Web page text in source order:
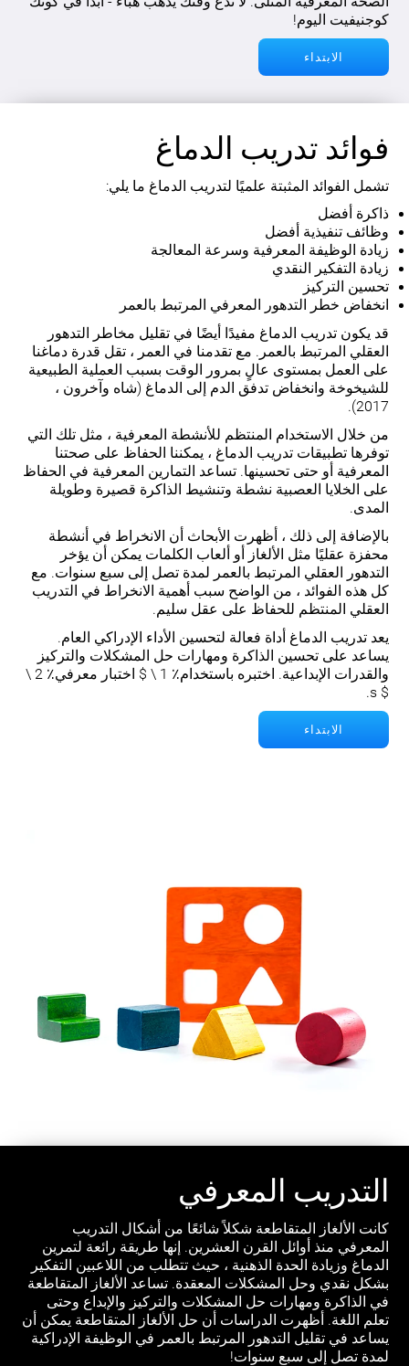
كوجنيفيت اليوم!
الابتداء
فوائد تدريب الدماغ
تشمل الفوائد المثبتة علميًا لتدريب الدماغ ما يلي:
ذاكرة أفضل
وظائف تنفيذية أفضل
زيادة الوظيفة المعرفية وسرعة المعالجة
زيادة التفكير النقدي
تحسين التركيز
انخفاض خطر التدهور المعرفي المرتبط بالعمر
قد يكون تدريب الدماغ مفيدًا أيضًا في تقليل مخاطر التدهور
العقلي المرتبط بالعمر. مع تقدمنا في العمر ، تقل قدرة دماغنا
على العمل بمستوى عالٍ بمرور الوقت بسبب العملية الطبيعية
للشيخوخة وانخفاض تدفق الدم إلى الدماغ (شاه وآخرون ،
2017).
من خلال الاستخدام المنتظم للأنشطة المعرفية ، مثل تلك التي
توفرها تطبيقات تدريب الدماغ ، يمكننا الحفاظ على صحتنا
المعرفية أو حتى تحسينها. تساعد التمارين المعرفية في الحفاظ
على الخلايا العصبية نشطة وتنشيط الذاكرة قصيرة وطويلة
المدى.
بالإضافة إلى ذلك ، أظهرت الأبحاث أن الانخراط في أنشطة
محفزة عقليًا مثل الألغاز أو ألعاب الكلمات يمكن أن يؤخر
التدهور العقلي المرتبط بالعمر لمدة تصل إلى سبع سنوات. مع
كل هذه الفوائد ، من الواضح سبب أهمية الانخراط في التدريب
العقلي المنتظم للحفاظ على عقل سليم.
يعد تدريب الدماغ أداة فعالة لتحسين الأداء الإدراكي العام.
يساعد على تحسين الذاكرة ومهارات حل المشكلات والتركيز
والقدرات الإبداعية. اختبره باستخدام٪ 1 \ $ اختبار معرفي٪ 2 \
$ s.
الابتداء
التدريب المعرفي
كانت الألغاز المتقاطعة شكلاً شائعًا من أشكال التدريب
المعرفي منذ أوائل القرن العشرين. إنها طريقة رائعة لتمرين
الدماغ وزيادة الحدة الذهنية ، حيث تتطلب من اللاعبين التفكير
بشكل نقدي وحل المشكلات المعقدة. تساعد الألغاز المتقاطعة
في الذاكرة ومهارات حل المشكلات والتركيز والإبداع وحتى
تعلم اللغة. أظهرت الدراسات أن حل الألغاز المتقاطعة يمكن أن
يساعد في تقليل التدهور المرتبط بالعمر في الوظيفة الإدراكية
لمدة تصل إلى سبع سنوات!